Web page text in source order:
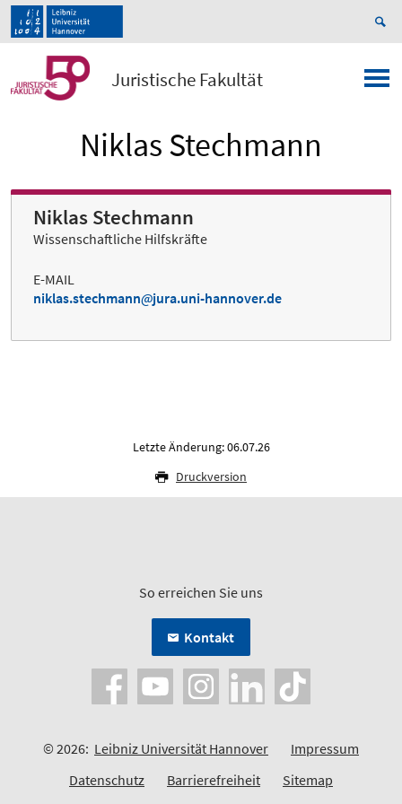
Juristische Fakultät
Niklas Stechmann
Niklas Stechmann
Wissenschaftliche Hilfskräfte
E-MAIL
niklas.stechmann
jura.uni-hannover.de
Letzte Änderung: 06.07.26
Druckversion
So erreichen Sie uns
Kontakt
© 2026: Leibniz Universität Hannover
Impressum
Datenschutz
Barrierefreiheit Sitemap